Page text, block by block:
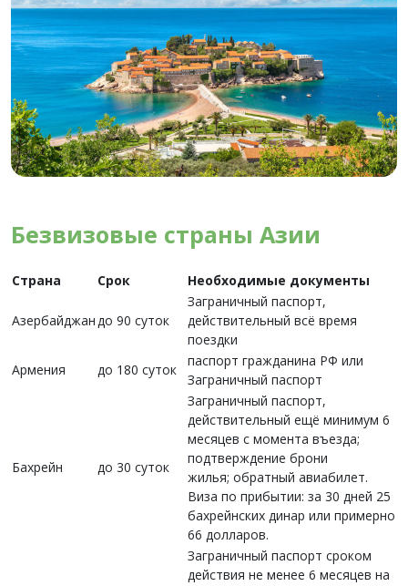
Безвизовые страны Азии
Страна Срок Необходимые документы
Азербайджандо 90 суток
Заграничный паспорт,
действительный всё время
поездки
Армения
до 180 суток
паспорт гражданина РФ или
Заграничный паспорт
Бахрейн до 30 суток
Заграничный паспорт,
действительный ещё минимум 6
месяцев с момента въезда;
подтверждение брони
жилья; обратный авиабилет.
Виза по прибытии: за 30 дней 25
бахрейнских динар или примерно
66 долларов.
Заграничный паспорт сроком
действия не менее 6 месяцев на